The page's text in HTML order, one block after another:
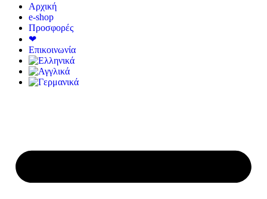
Αρχική
e-shop
Προσφορές
❤
Επικοινωνία